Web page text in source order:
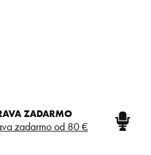
ZADARMO
zadarmo od 80 €